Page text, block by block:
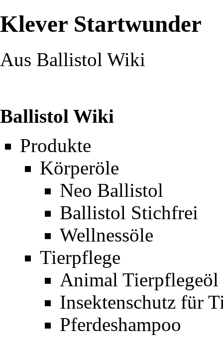
Klever Startwunder
Aus Ballistol Wiki
Ballistol Wiki
Produkte
Körperöle
Neo Ballistol
Ballistol Stichfrei
Wellnessöle
Tierpflege
Animal Tierpflegeöl
Insektenschutz für
Pferdeshampoo